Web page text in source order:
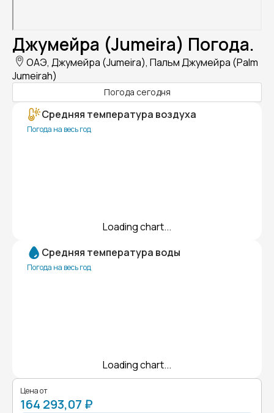
Джумейра (Jumeira) Погода.
ОАЭ, Джумейра (Jumeira), Пальм Джумейра (Palm
Jumeirah)
Погода сегодня
Средняя температура воздуха
Погода на весь год
Loading chart...
Средняя температура воды
Погода на весь год
Loading chart...
Цена от
164 293,07 ₽